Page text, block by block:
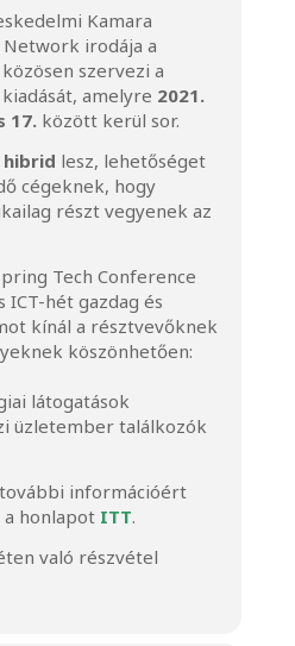
Kamara
irodája a
szervezi a
amelyre 2021.
17.között kerül sor.
lesz, lehetőséget
cégeknek, hogy
részt vegyenek az
Tech Conference
hét gazdag és
kínál a résztvevőknek
köszönhetően:
látogatások
üzletember találkozók
információért
honlapot ITT.
való részvétel